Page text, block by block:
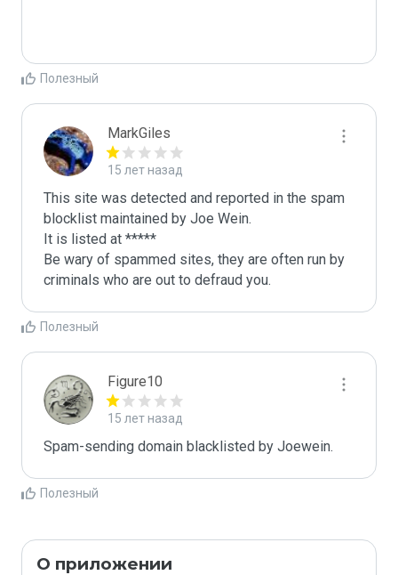
Полезный
MarkGiles
15 лет назад
This site was detected and reported in the spam
blocklist maintained by Joe Wein.
It is listed at *****
Be wary of spammed sites, they are often run by
criminals who are out to defraud you.
Полезный
Figure10
15 лет назад
Spam-sending domain blacklisted by Joewein.
Полезный
О приложении